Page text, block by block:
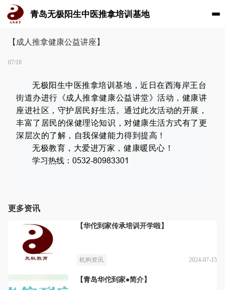
青岛无极阳生中医推拿培训基地
【成人推拿健康公益讲座】
07/18
无极阳生中医推拿培训基地，近日在西海岸王台
街道办进行《成人推拿健康公益讲堂》活动，健康讲
座进社区，守护居民好生活。通过此次活动的开展，
丰富了居民的保健理论知识，对健康生活方式有了更
深层次的了解，自我保健能力得到提高！
无极教育，大爱进万家，健康暖民心！
学习热线：0532-80983301
更多资讯
【华佗到家传承培训开学啦】
机构资讯 2024-07-15
【青岛华佗到家●简介】